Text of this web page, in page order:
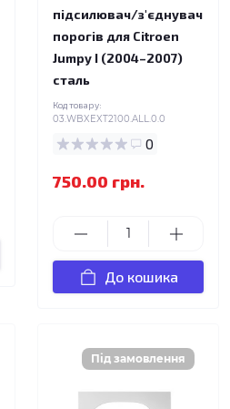
підсилювач/з'єднувач
порогів для Citroen
Jumpy I (2004–2007)
сталь
Код товару:
03.WBXEXT2100.ALL.0.0
0
750.00 грн.
До кошика